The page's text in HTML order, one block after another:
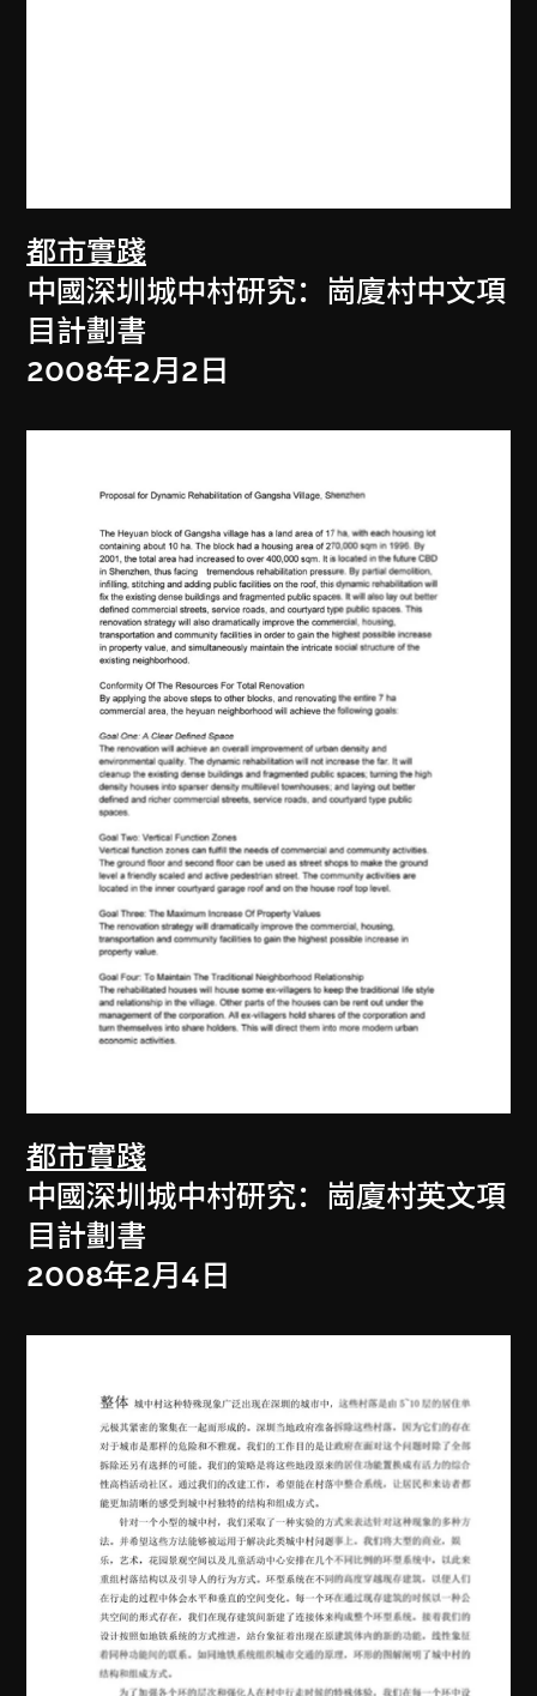
都市實踐
中國深圳城中村研究：崗廈村中文項
目計劃書
2008年2月2日
都市實踐
中國深圳城中村研究：崗廈村英文項
目計劃書
2008年2月4日